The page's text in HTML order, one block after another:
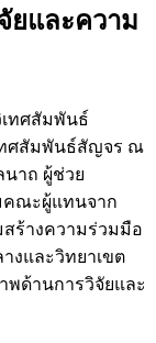
ยและความ
เทศสัมพันธ์
ทศสัมพันธ์สัญจร ณ
นาถ ผู้ช่วย
คณะผู้แทนจาก
ร้างความร่วมมือ
งและวิทยาเขต
ด้านการวิจัยและ